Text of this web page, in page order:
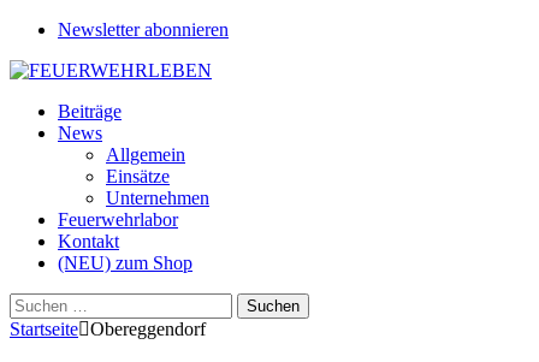
Newsletter abonnieren
Beiträge
News
Allgemein
Einsätze
Unternehmen
Feuerwehrlabor
Kontakt
(NEU) zum Shop
Suchen
nach:
Startseite Obereggendorf